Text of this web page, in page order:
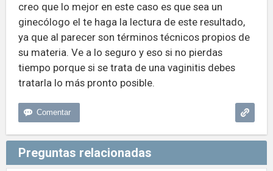
creo que lo mejor en este caso es que sea un
ginecólogo el te haga la lectura de este resultado,
ya que al parecer son términos técnicos propios de
su materia. Ve a lo seguro y eso si no pierdas
tiempo porque si se trata de una vaginitis debes
tratarla lo más pronto posible.
Preguntas relacionadas